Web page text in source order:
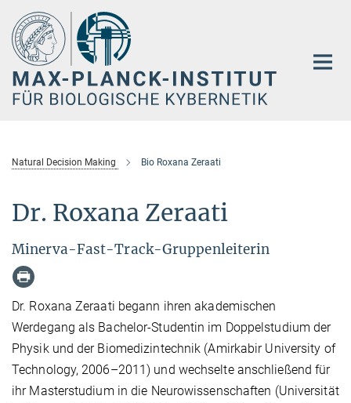
Hauptinhalt
Natural Decision Making Bio Roxana Zeraati
Dr. Roxana Zeraati
Minerva-Fast-Track-Gruppenleiterin
Dr. Roxana Zeraati begann ihren akademischen
Werdegang als Bachelor-Studentin im Doppelstudium der
Physik und der Biomedizintechnik (Amirkabir University of
Technology, 2006–2011) und wechselte anschließend für
ihr Masterstudium in die Neurowissenschaften (Universität